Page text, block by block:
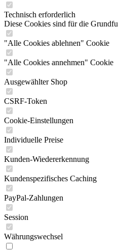
Technisch erforderlich
Diese Cookies sind für die
"Alle Cookies ablehnen" Cookie
"Alle Cookies annehmen" Cookie
Ausgewählter Shop
CSRF-Token
Cookie-Einstellungen
Individuelle Preise
Kunden-Wiedererkennung
Kundenspezifisches Caching
PayPal-Zahlungen
Session
Währungswechsel